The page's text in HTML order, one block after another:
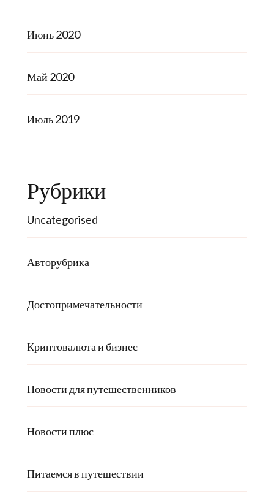
Июнь 2020
Май 2020
Июль 2019
Рубрики
Uncategorised
Авторубрика
Достопримечательности
Криптовалюта и бизнес
Новости для путешественников
Новости плюс
Питаемся в путешествии